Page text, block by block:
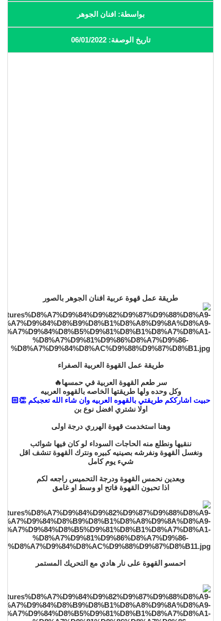
بواسطة: افنان الجوهر
تاريخ الوصفة: 06/01/2022
طريقة عمل قهوة عربية افنان الجوهر بالصور
طريقة عمل القهوة العربية الصفراء
سر طعم القهوة العربية في حمسها🔥
وكل وحده ولها طريقتها الخاصه بالقهوه العربيه
حبيت اشارككمطريقتي بالقهوه العربيه وان شاء الله تعجبكم 👏🏻
اولا نشتري افضل نوع بن
وهنا استخدمت قهوة الهرري درجة اولى
ننقيها ونطلع منه الحاجات السوداء لو كان فيها شوائب
ونغسل القهوة ونفرشه بصينيه كبيره ونترك القهوة تنشف اقل
شيء يوم كامل
وبعدين نحمس القهوة ودرجة التحميس راجعه لكم
اذا تحبون القهوة فاتح او وسط او غامق
احمسو القهوة على نار هادي مع التحريك المستمر